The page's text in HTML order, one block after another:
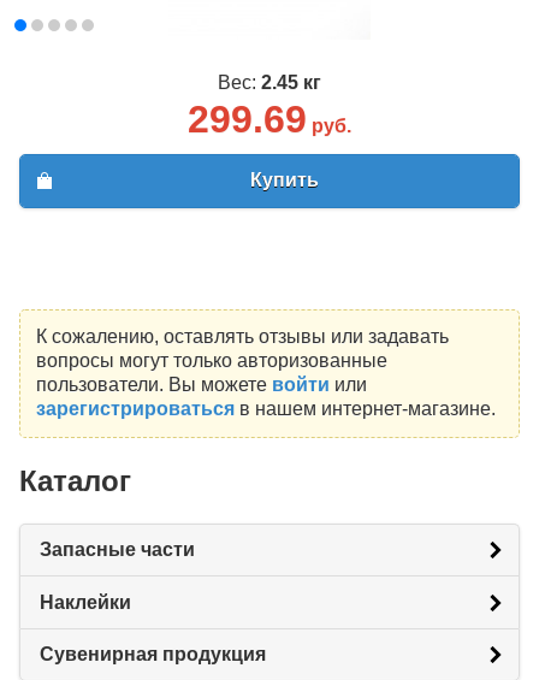
Вес: 2.45 кг
299.69 руб.
Купить
К сожалению, оставлять отзывы или задавать
вопросы могут только авторизованные
пользователи. Вы можете войти или
зарегистрироватьсяв нашем интернет-магазине.
Каталог
Запасные части
Наклейки
Сувенирная продукция